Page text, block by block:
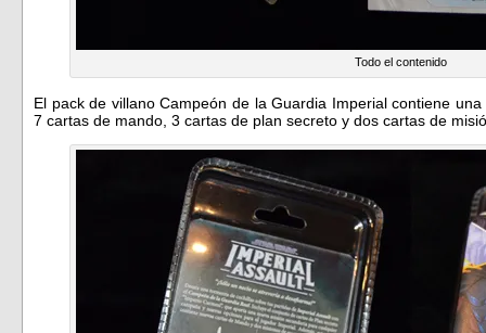
Todo el contenido
El pack de villano Campeón de la Guardia Imperial contiene
7 cartas de mando, 3 cartas de plan secreto y dos cartas de